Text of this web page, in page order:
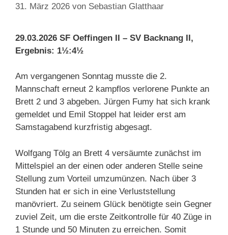
31. März 2026 von Sebastian Glatthaar
29.03.2026 SF Oeffingen II – SV Backnang II,
Ergebnis: 1½:4½
Am vergangenen Sonntag musste die 2.
Mannschaft erneut 2 kampflos verlorene Punkte an
Brett 2 und 3 abgeben. Jürgen Fumy hat sich krank
gemeldet und Emil Stoppel hat leider erst am
Samstagabend kurzfristig abgesagt.
Wolfgang Tölg an Brett 4 versäumte zunächst im
Mittelspiel an der einen oder anderen Stelle seine
Stellung zum Vorteil umzumünzen. Nach über 3
Stunden hat er sich in eine Verluststellung
manövriert. Zu seinem Glück benötigte sein Gegner
zuviel Zeit, um die erste Zeitkontrolle für 40 Züge in
1 Stunde und 50 Minuten zu erreichen. Somit